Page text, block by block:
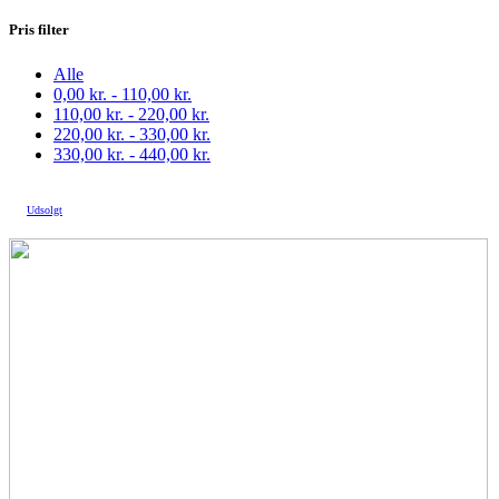
Pris filter
Alle
0,00 kr. - 110,00 kr.
110,00 kr. - 220,00 kr.
220,00 kr. - 330,00 kr.
330,00 kr. - 440,00 kr.
Udsolgt